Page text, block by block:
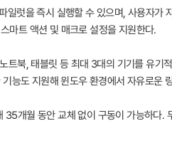
럿을 즉시 실행할 수 있으며, 사용자가
마트 액션 및 매크로 설정을 지원한다.
북, 태블릿 등 최대 3대의 기기를 유기
능도 지원해 윈도우 환경에서 자유로운
개월 동안 교체 없이 구동이 가능하다.